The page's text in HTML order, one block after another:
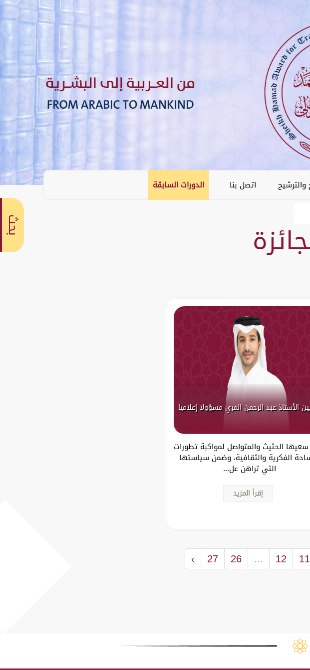
والترشيح اتصل بنا الدورات السابقة
الأستاذ عبد الرحمن المري مسؤولا إعلاميا
الحثيث والمتواصل لمواكبة تطورات
الفكرية والثقافية، وضمن سياستها
التي تراهن عل...
إقرأ المزيد
11
12
...
26
27
›
بحث